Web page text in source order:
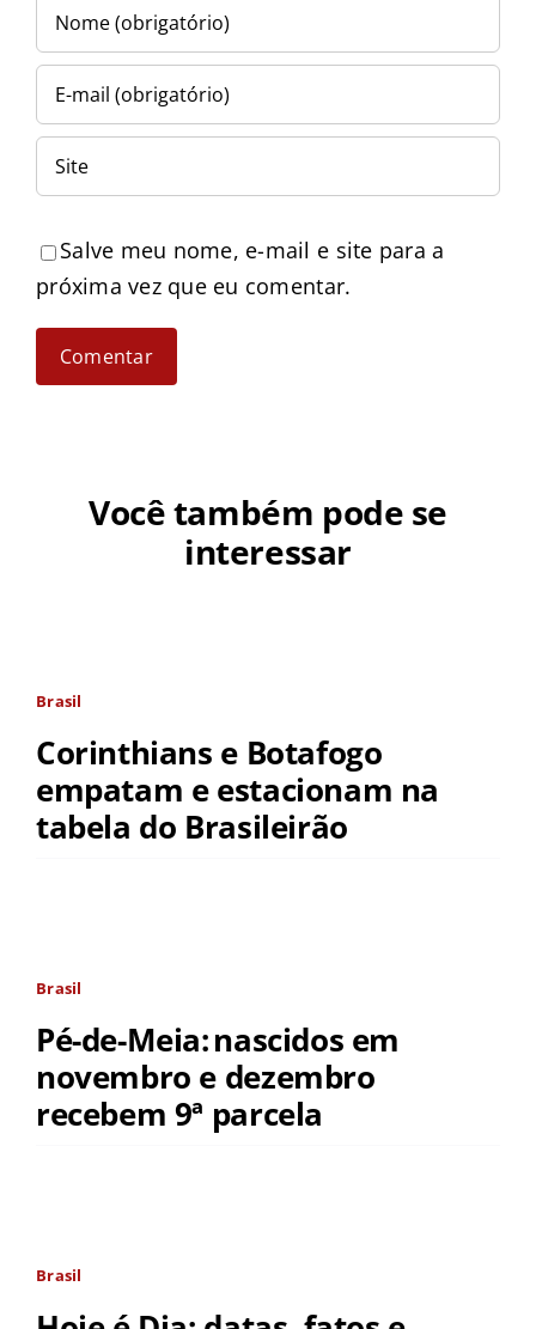
Salve meu nome, e-mail e site para a
próxima vez que eu comentar.
Você também pode se
interessar
Brasil
Corinthians e Botafogo
empatam e estacionam na
tabela do Brasileirão
Brasil
Pé-de-Meia: nascidos em
novembro e dezembro
recebem 9ª parcela
Brasil